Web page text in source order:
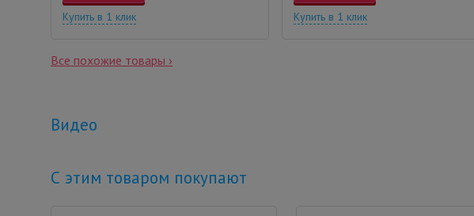
Купить в 1 клик Купить в 1 клик
Все похожие товары ›
Видео
С этим товаром покупают